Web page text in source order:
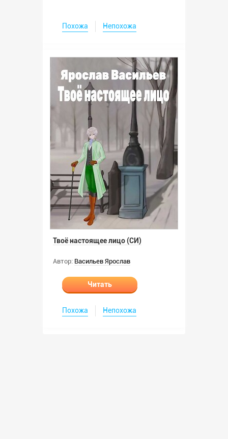
Похожа Непохожа
Твоё настоящее лицо (СИ)
Автор: Васильев Ярослав
Читать
Похожа Непохожа